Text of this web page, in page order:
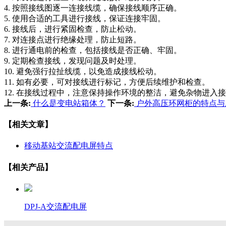
4. 按照接线图逐一连接线缆，确保接线顺序正确。
5. 使用合适的工具进行接线，保证连接牢固。
6. 接线后，进行紧固检查，防止松动。
7. 对连接点进行绝缘处理，防止短路。
8. 进行通电前的检查，包括接线是否正确、牢固。
9. 定期检查接线，发现问题及时处理。
10. 避免强行拉扯线缆，以免造成接线松动。
11. 如有必要，可对接线进行标记，方便后续维护和检查。
12. 在接线过程中，注意保持操作环境的整洁，避免杂物进入接
上一条: 什么是变电站箱体？ 下一条: 户外高压环网柜的特点
【相关文章】
移动基站交流配电屏特点
【相关产品】
DPJ-A交流配电屏